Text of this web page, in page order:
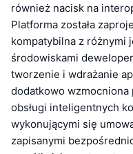
również nacisk na
Platforma została
kompatybilna z różnymi
środowiskami
tworzenie i wdrażanie
dodatkowo
obsługi inteligentnych
wykonującymi się
zapisanymi